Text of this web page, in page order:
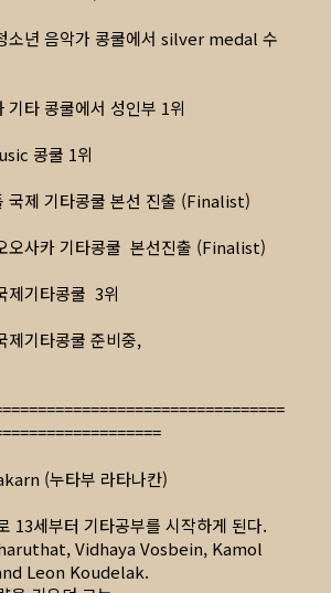
소년 음악가 콩쿨에서 silver medal 수
타 콩쿨에서 성인부 1위
콩쿨 1위
국제 기타콩쿨 본선 진출 (Finalist)
오사카 기타콩쿨 본선진출 (Finalist)
제기타콩쿨 3위
제기타콩쿨 준비중,
(누타부 라타나칸)
13세부터 기타공부를 시작하게 된다.
Vidhaya Vosbein, Kamol
Leon Koudelak.